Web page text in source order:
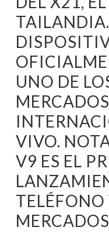
UNO DE
MERCADOS
VIVO.
V9 ES EL
TELÉFONO
MERCADOS